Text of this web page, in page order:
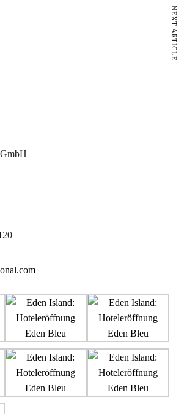
NEXT ARTICLE
20